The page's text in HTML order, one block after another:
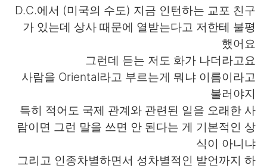
D.C.에서 (미국의 수도) 지금 인턴하는 교포 친구
가 있는데 상사 때문에 열받는다고 저한테 불평
했어요
그런데 듣는 저도 화가 나더라고요
사람을 Oriental라고 부르는게 뭐냐 이름이라고
불러야지
특히 적어도 국제 관계와 관련된 일을 오래한 사
람이면 그런 말을 쓰면 안 된다는 게 기본적인 상
식이 아니냐
그리고 인종차별하면서 성차별적인 발언까지 하